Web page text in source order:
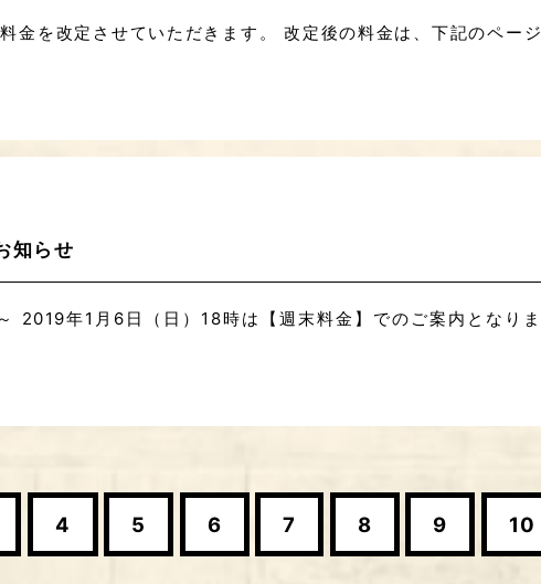
金を改定させていただきます。 改定後の料金は、下記のページ
知らせ
2019年1月6日（日）18時は【週末料金】でのご案内となりま
4 5 6 7 8 9 10